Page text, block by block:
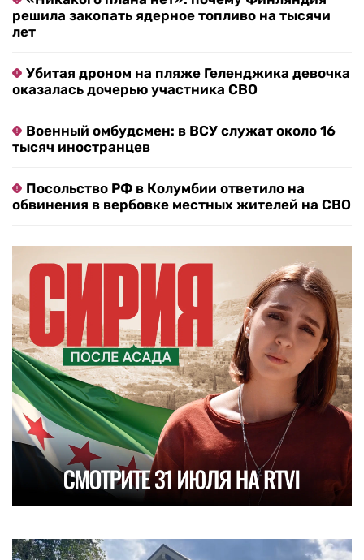
решила закопать ядерное топливо на тысячи
лет
Убитая дроном на пляже Геленджика девочка
оказалась дочерью участника СВО
Военный омбудсмен: в ВСУ служат около 16
тысяч иностранцев
Посольство РФ в Колумбии ответило на
обвинения в вербовке местных жителей на СВО